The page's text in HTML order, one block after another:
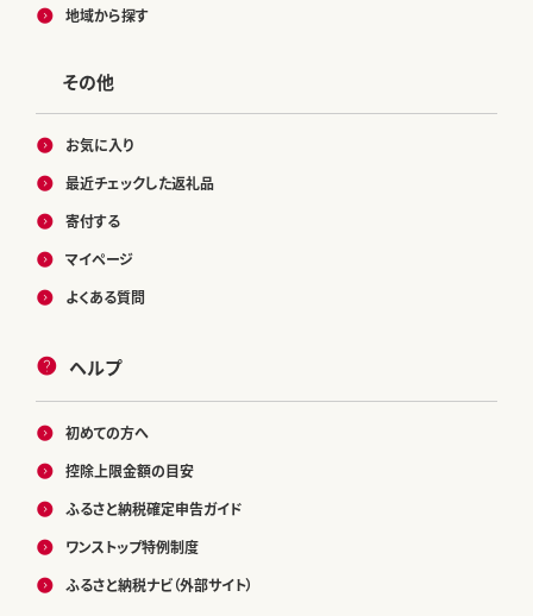
地域から探す
その他
お気に入り
最近チェックした返礼品
寄付する
マイページ
よくある質問
ヘルプ
初めての方へ
控除上限金額の目安
ふるさと納税確定申告ガイド
ワンストップ特例制度
ふるさと納税ナビ（外部サイト）